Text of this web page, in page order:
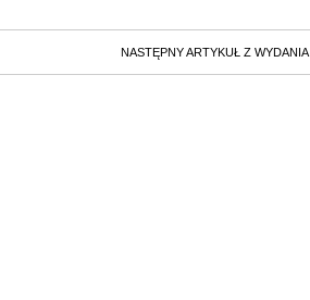
NASTĘPNY ARTYKUŁ Z WYDANIA